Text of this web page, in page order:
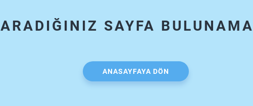
ARADIĞINIZ SAYFA
ANASAYFAYA DÖN